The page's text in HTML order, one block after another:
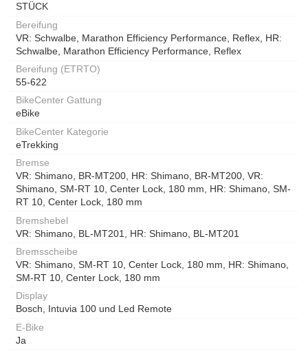
STÜCK
Bereifung
VR: Schwalbe, Marathon Efficiency Performance, Reflex, HR:
Schwalbe, Marathon Efficiency Performance, Reflex
Bereifung (ETRTO)
55-622
BikeCenter Gattung
eBike
BikeCenter Kategorie
eTrekking
Bremse
VR: Shimano, BR-MT200, HR: Shimano, BR-MT200, VR:
Shimano, SM-RT 10, Center Lock, 180 mm, HR: Shimano, SM-
RT 10, Center Lock, 180 mm
Bremshebel
VR: Shimano, BL-MT201, HR: Shimano, BL-MT201
Bremsscheibe
VR: Shimano, SM-RT 10, Center Lock, 180 mm, HR: Shimano,
SM-RT 10, Center Lock, 180 mm
Display
Bosch, Intuvia 100 und Led Remote
E-Bike
Ja